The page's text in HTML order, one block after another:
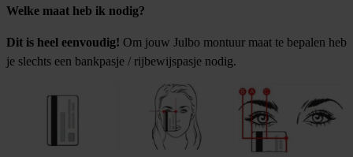
Welke maat heb ik nodig?
Dit is heel eenvoudig! Om jouw Julbo montuur maat te bepalen heb
je slechts een bankpasje / rijbewijspasje nodig.